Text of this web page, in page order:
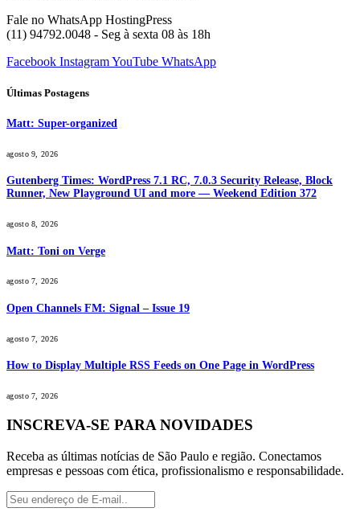
Fale no WhatsApp HostingPress
(11) 94792.0048 - Seg à sexta 08 às 18h
Facebook InstagramYouTube WhatsApp
Últimas Postagens
Matt: Super-organized
agosto 9, 2026
Gutenberg Times: WordPress 7.1 RC, 7.0.3 Security Release, Block
Runner, New Playground UI and more — Weekend Edition 372
agosto 8, 2026
Matt: Toni on Verge
agosto 7, 2026
Open Channels FM: Signal – Issue 19
agosto 7, 2026
How to Display Multiple RSS Feeds on One Page in WordPress
agosto 7, 2026
INSCREVA-SE PARA NOVIDADES
Receba as últimas notícias de São Paulo e região. Conectamos
empresas e pessoas com ética, profissionalismo e responsabilidade.